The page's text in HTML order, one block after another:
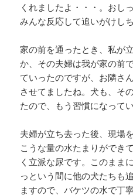
くれましたよ・・・。おし
みんな反応して追いがけし
家の前を通ったとき、私が
か、その夫婦は我が家の前
ていったのですが、お隣さ
させてましたね。犬も、そ
たので、もう習慣になって
夫婦が立ち去った後、現場
こうな量の水たまりができ
く立派な尿です。このまま
っという間に他の犬たちも
ますので、バケツの水で丁